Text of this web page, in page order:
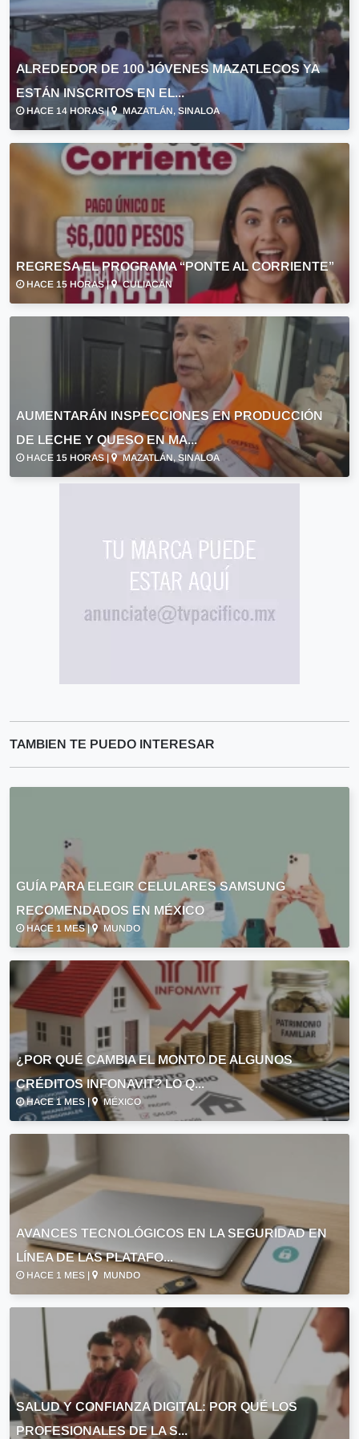
ALREDEDOR DE 100 JÓVENES MAZATLECOS YA
ESTÁN INSCRITOS EN EL...
HACE 14 HORAS | MAZATLÁN, SINALOA
REGRESA EL PROGRAMA “PONTE AL CORRIENTE”
HACE 15 HORAS | CULIACÁN
AUMENTARÁN INSPECCIONES EN PRODUCCIÓN
DE LECHE Y QUESO EN MA...
HACE 15 HORAS | MAZATLÁN, SINALOA
TAMBIEN TE PUEDO INTERESAR
GUÍA PARA ELEGIR CELULARES SAMSUNG
RECOMENDADOS EN MÉXICO
HACE 1 MES | MUNDO
¿POR QUÉ CAMBIA EL MONTO DE ALGUNOS
CRÉDITOS INFONAVIT? LO Q...
HACE 1 MES | MÉXICO
AVANCES TECNOLÓGICOS EN LA SEGURIDAD EN
LÍNEA DE LAS PLATAFO...
HACE 1 MES | MUNDO
SALUD Y CONFIANZA DIGITAL: POR QUÉ LOS
PROFESIONALES DE LA S...